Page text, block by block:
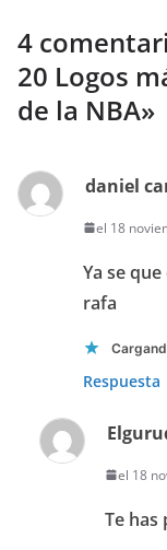
4
20 Logos
de la NBA»
daniel
el 18
Ya se
rafa
Respuesta
el 18
Te has